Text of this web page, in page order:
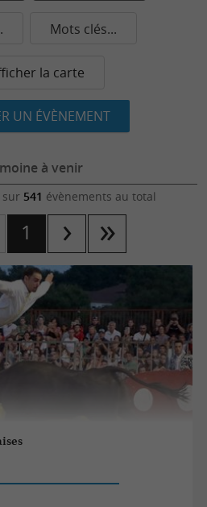
Mots clés...
la carte
UN ÉVÈNEMENT
à venir
541 évènements au total
1